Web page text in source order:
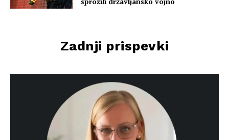
Zadnji prispevki